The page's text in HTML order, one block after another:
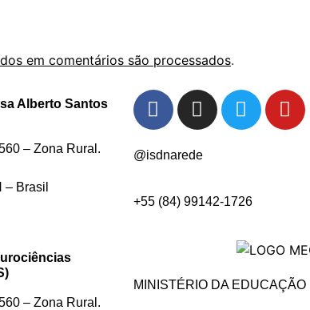
em comentários são processados.
Alberto Santos
– Zona Rural.
Brasil
– Zona Rural.
@isdnarede
+55 (84) 99142-1726
MINISTÉRIO DA EDUCAÇÃO